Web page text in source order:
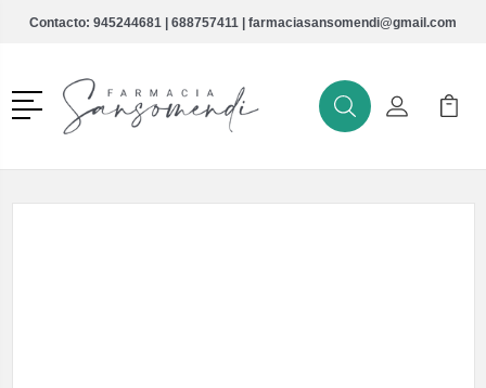
Contacto: 945244681 | 688757411 | farmaciasansomendi@gmail.com
Menú
BuscarMi Cuenta
Mi